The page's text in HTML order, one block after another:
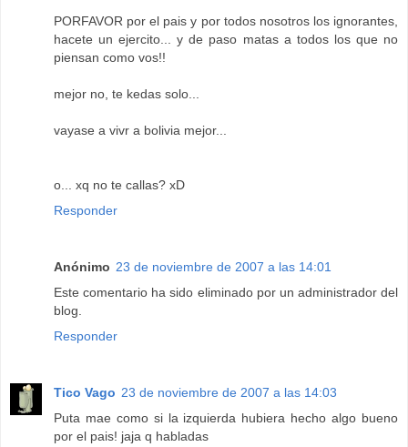
PORFAVOR por el pais y por todos nosotros los ignorantes,
hacete un ejercito... y de paso matas a todos los que no
piensan como vos!!
mejor no, te kedas solo...
vayase a vivr a bolivia mejor...
o... xq no te callas? xD
Responder
Anónimo 23 de noviembre de 2007 a las 14:01
Este comentario ha sido eliminado por un administrador del
blog.
Responder
Tico Vago 23 de noviembre de 2007 a las 14:03
Puta mae como si la izquierda hubiera hecho algo bueno
por el pais! jaja q habladas